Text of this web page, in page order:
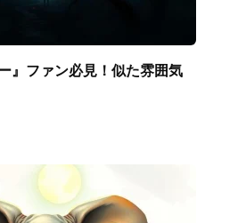
』ファン必見！似た雰囲気